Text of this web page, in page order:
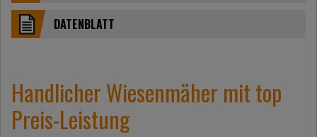
DATENBLATT
Handlicher Wiesenmäher mit top
Preis-Leistung